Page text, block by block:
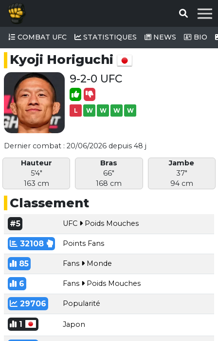
COMBAT UFC STATISTIQUES NEWS BIO
Kyoji Horiguchi
9-2-0 UFC
L W W W W
Dernier combat : 20/06/2026 depuis 48 j
Hauteur
5'4"
163 cm
Bras
66"
168 cm
Jambe
37"
94 cm
Classement
#5 UFC Poids Mouches
32108 Points Fans
85 Fans Monde
6 Fans Poids Mouches
29706 Popularité
1 Japon